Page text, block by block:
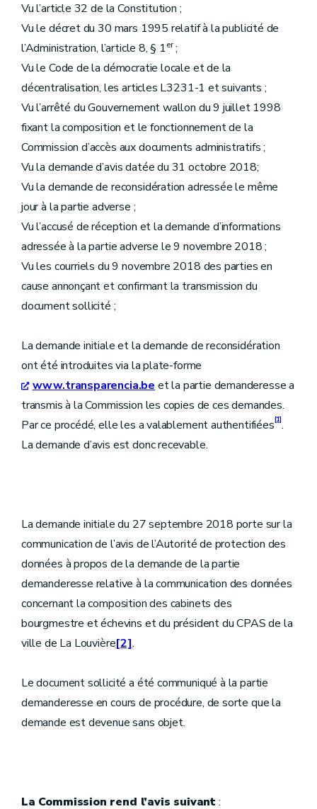
Vu l’article 32 de la Constitution ;
Vu le décret du 30 mars 1995 relatif à la publicité de
l’Administration, l’article 8, § 1er;
Vu le Code de la démocratie locale et de la
décentralisation, les articles L3231-1 et suivants ;
Vu l’arrêté du Gouvernement wallon du 9 juillet 1998
fixant la composition et le fonctionnement de la
Commission d’accès aux documents administratifs ;
Vu la demande d’avis datée du 31 octobre 2018;
Vu la demande de reconsidération adressée le même
jour à la partie adverse ;
Vu l’accusé de réception et la demande d’informations
adressée à la partie adverse le 9 novembre 2018 ;
Vu les courriels du 9 novembre 2018 des parties en
cause annonçant et confirmant la transmission du
document sollicité ;
La demande initiale et la demande de reconsidération
ont été introduites via la plate-forme
www.transparencia.be et la partie demanderesse a
transmis à la Commission les copies de ces demandes.
Par ce procédé, elle les a valablement authentifiées[1].
La demande d’avis est donc recevable.
La demande initiale du 27 septembre 2018 porte sur la
communication de l’avis de l’Autorité de protection des
données à propos de la demande de la partie
demanderesse relative à la communication des données
concernant la composition des cabinets des
bourgmestre et échevins et du président du CPAS de la
ville de La Louvière[2].
​​​​​​​Le document sollicité a été communiqué à la partie
demanderesse en cours de procédure, de sorte que la
demande est devenue sans objet.
La Commission rend l’avis suivant: